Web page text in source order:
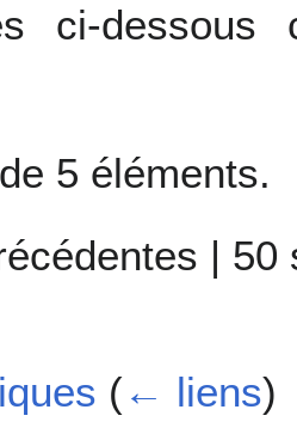
ci-dessous
5 éléments.
| 50
(← liens)